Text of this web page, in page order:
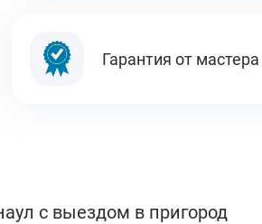
Гарантия от мастера
с выездом в пригород